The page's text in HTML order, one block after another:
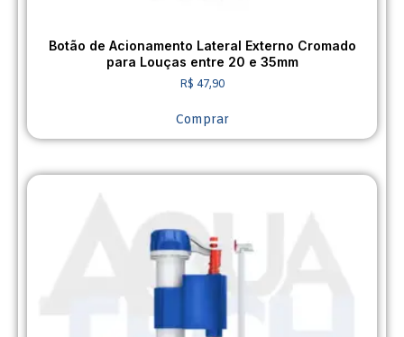
Botão de Acionamento Lateral Externo Cromado
para Louças entre 20 e 35mm
R$ 47,90
Comprar